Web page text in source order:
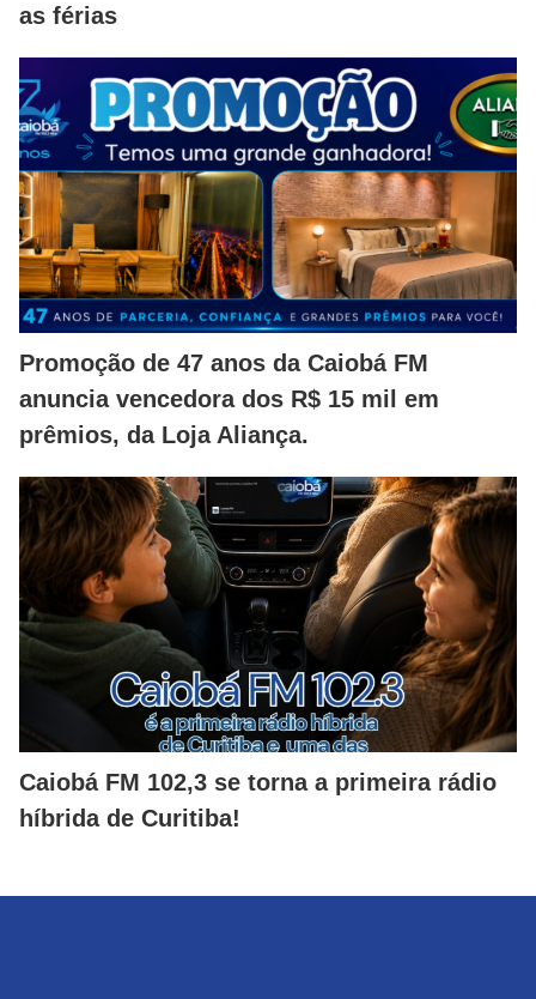
as férias
Promoção de 47 anos da Caiobá FM
anuncia vencedora dos R$ 15 mil em
prêmios, da Loja Aliança.
Caiobá FM 102,3 se torna a primeira rádio
híbrida de Curitiba!